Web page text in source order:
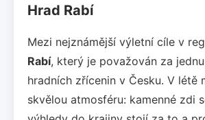
Hrad Rabí
Mezi nejznámější výletní cíle v
Rabí, který je považován za
hradních zřícenin v Česku. V létě
skvělou atmosféru: kamenné zdi